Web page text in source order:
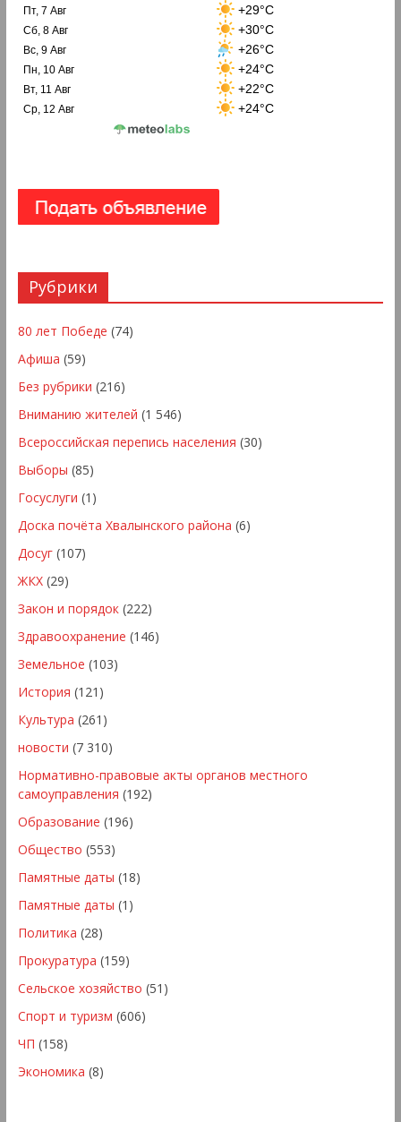
Пт, 7 Авг +29°C
Сб, 8 Авг +30°C
Вс, 9 Авг +26°C
Пн, 10 Авг +24°C
Вт, 11 Авг +22°C
Ср, 12 Авг +24°C
Рубрики
80 лет Победе (74)
Афиша (59)
Без рубрики (216)
Вниманию жителей (1 546)
Всероссийская перепись населения (30)
Выборы (85)
Госуслуги (1)
Доска почёта Хвалынского района (6)
Досуг(107)
ЖКХ(29)
Закон и порядок(222)
Здравоохранение (146)
Земельное (103)
История (121)
Культура (261)
новости (7 310)
Нормативно-правовые акты органов местного
самоуправления (192)
Образование (196)
Общество (553)
Памятные даты (18)
Памятные даты (1)
Политика (28)
Прокуратура (159)
Сельское хозяйство (51)
Спорт и туризм (606)
ЧП (158)
Экономика (8)